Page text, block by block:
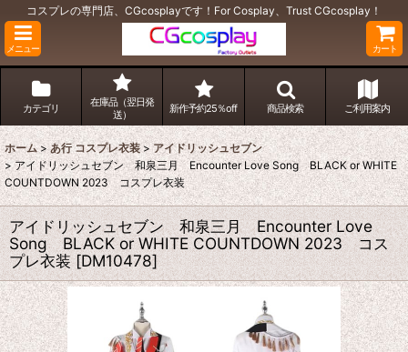
コスプレの専門店、CGcosplayです！For Cosplay、Trust CGcosplay！
メニュー カート
カテゴリ
在庫品（翌日発
送）
新作予約25％off 商品検索 ご利用案内
ホーム > あ行 コスプレ衣装 > アイドリッシュセブン
> アイドリッシュセブン 和泉三月 Encounter Love Song BLACK or WHITE
COUNTDOWN 2023 コスプレ衣装
アイドリッシュセブン 和泉三月 Encounter Love
Song BLACK or WHITE COUNTDOWN 2023 コス
プレ衣装 [DM10478]